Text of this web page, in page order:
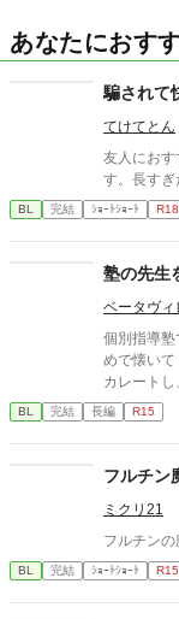
あなたにおす
騙されて
てけてとん
友人にお
す。長すぎ
BL 完結 ｼｮｰﾄｼｮｰﾄ R18
塾の先生
ベータヴ
個別指導
めで懐い
カレート
BL 完結 長編 R15
フルチン
ミクリ21
フルチンの
BL 完結 ｼｮｰﾄｼｮｰﾄ R15